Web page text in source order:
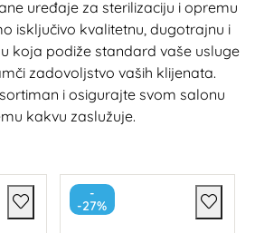
uređaje za sterilizaciju i opremu
isključivo kvalitetnu, dugotrajnu i
koja podiže standard vaše usluge
zadovoljstvo vaših klijenata.
i osigurajte svom salonu
kakvu zaslužuje.
-
-27%